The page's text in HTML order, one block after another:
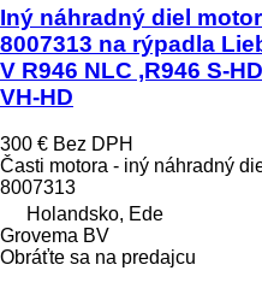
Iný náhradný diel
8007313 na rýpadla
V R946 NLC ,R946 S-
VH-HD
300 € Bez DPH
Časti motora - iný náhradný
8007313
Holandsko, Ede
Grovema BV
Obráťte sa na predajcu